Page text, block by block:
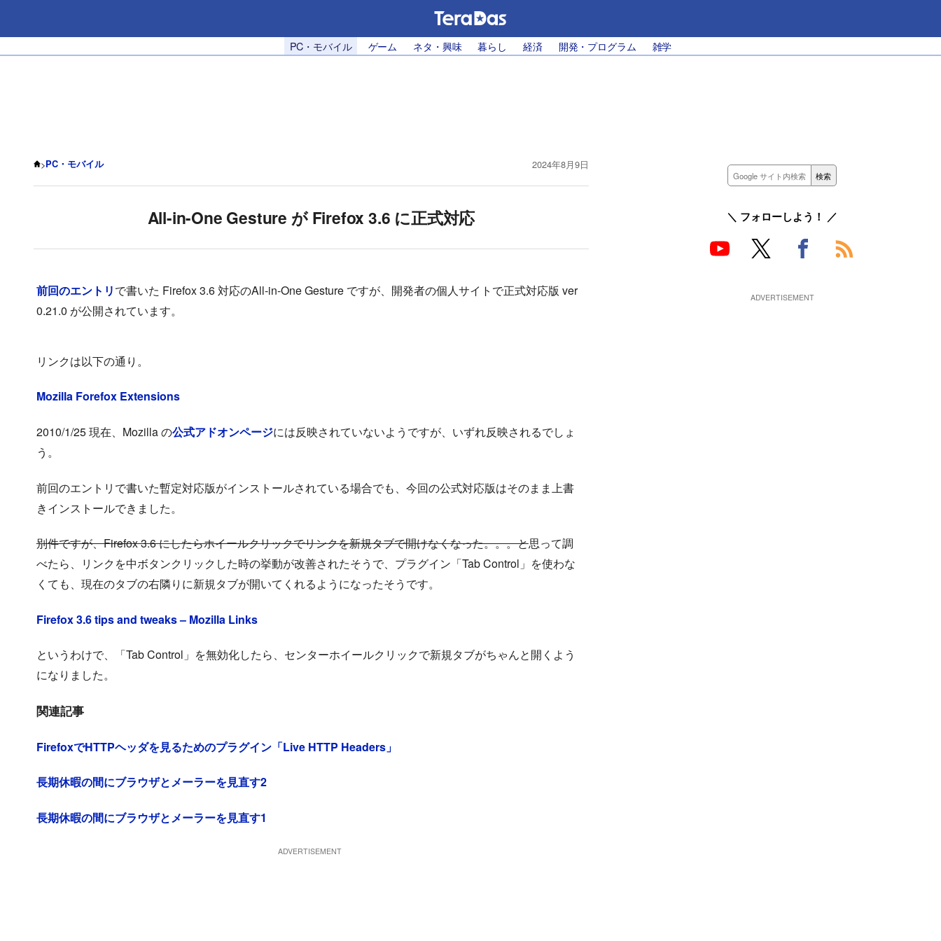
PC・モバイル ゲーム ネタ・興味 暮らし 経済 開発・プログラム 雑学
>PC・モバイル 2024年8月9日
All-in-One Gesture が Firefox 3.6 に正式対応
前回のエントリで書いた Firefox 3.6 対応のAll-in-One Gesture ですが、開発者の個人サイトで正式対応版 ver
0.21.0 が公開されています。
リンクは以下の通り。
Mozilla Forefox Extensions
2010/1/25 現在、Mozilla の公式アドオンページには反映されていないようですが、いずれ反映されるでしょ
う。
前回のエントリで書いた暫定対応版がインストールされている場合でも、今回の公式対応版はそのまま上書
きインストールできました。
別件ですが、Firefox 3.6 にしたらホイールクリックでリンクを新規タブで開けなくなった。。。と思って調
べたら、リンクを中ボタンクリックした時の挙動が改善されたそうで、プラグイン「Tab Control」を使わな
くても、現在のタブの右隣りに新規タブが開いてくれるようになったそうです。
Firefox 3.6 tips and tweaks – Mozilla Links
というわけで、「Tab Control」を無効化したら、センターホイールクリックで新規タブがちゃんと開くよう
になりました。
関連記事
FirefoxでHTTPヘッダを見るためのプラグイン「Live HTTP Headers」
長期休暇の間にブラウザとメーラーを見直す2
長期休暇の間にブラウザとメーラーを見直す1
＼ フォローしよう！ ／